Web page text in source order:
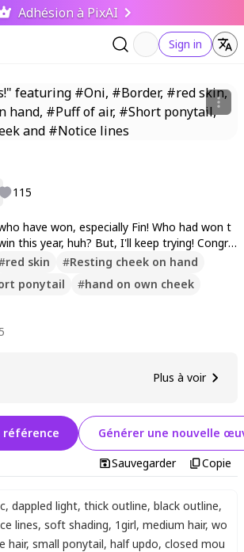
Adhésion à PixAI
Sign in
115
have won, especially Fin! Who had won t
this year, huh? But, I'll keep trying! Congra
who had tried as well!)
red skin #Resting cheek on hand
ponytail #hand on own cheek
Plus à voir
référence Générer une nouvelle
Sauvegarder Copie
, dappled light, thick outline, black outline,
lines, soft shading, 1girl, medium hair, wo
hair, small ponytail, half updo, closed mou